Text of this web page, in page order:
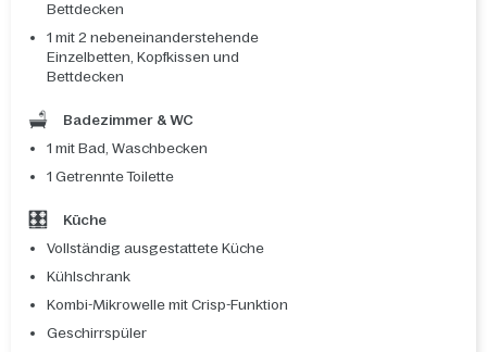
Bettdecken
1 mit 2 nebeneinanderstehende
Einzelbetten, Kopfkissen und
Bettdecken
Badezimmer & WC
1 mit Bad, Waschbecken
1 Getrennte Toilette
Küche
Vollständig ausgestattete Küche
Kühlschrank
Kombi-Mikrowelle mit Crisp-Funktion
Geschirrspüler